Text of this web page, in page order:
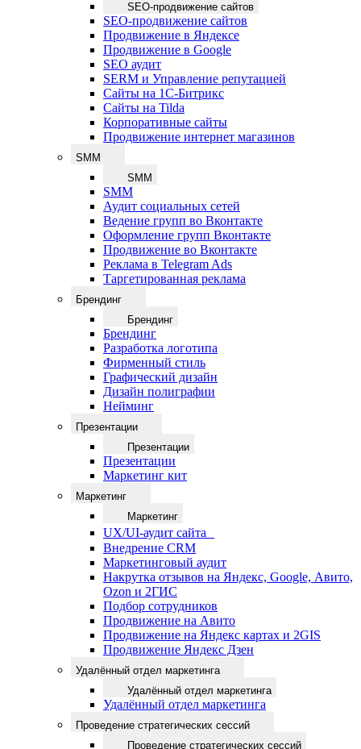
SEO-продвижение сайтов
SEO-продвижение сайтов
Продвижение в Яндексе
Продвижение в Google
SEO аудит
SERM и Управление репутацией
Сайты на 1С-Битрикс
Сайты на Tilda
Корпоративные сайты
Продвижение интернет магазинов
SMM
SMM
SMM
Аудит социальных сетей
Ведение групп во Вконтакте
Оформление групп Вконтакте
Продвижение во Вконтакте
Реклама в Telegram Ads
Таргетированная реклама
Брендинг
Брендинг
Брендинг
Разработка логотипа
Фирменный стиль
Графический дизайн
Дизайн полиграфии
Нейминг
Презентации
Презентации
Презентации
Маркетинг кит
Маркетинг
Маркетинг
UX/UI-аудит сайта
Внедрение CRM
Маркетинговый аудит
Накрутка отзывов на Яндекс, Google, Авито,
Ozon и 2ГИС
Подбор сотрудников
Продвижение на Авито
Продвижение на Яндекс картах и 2GIS
Продвижение Яндекс Дзен
Удалённый отдел маркетинга
Удалённый отдел маркетинга
Удалённый отдел маркетинга
Проведение стратегических сессий
Проведение стратегических сессий